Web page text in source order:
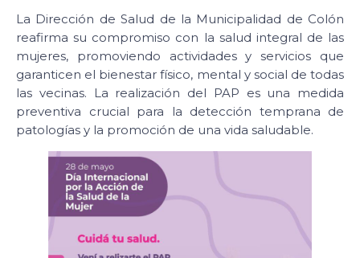
La Dirección de Salud de la Municipalidad de Colón
reafirma su compromiso con la salud integral de las
mujeres, promoviendo actividades y servicios que
garanticen el bienestar físico, mental y social de todas
las vecinas. La realización del PAP es una medida
preventiva crucial para la detección temprana de
patologías y la promoción de una vida saludable.